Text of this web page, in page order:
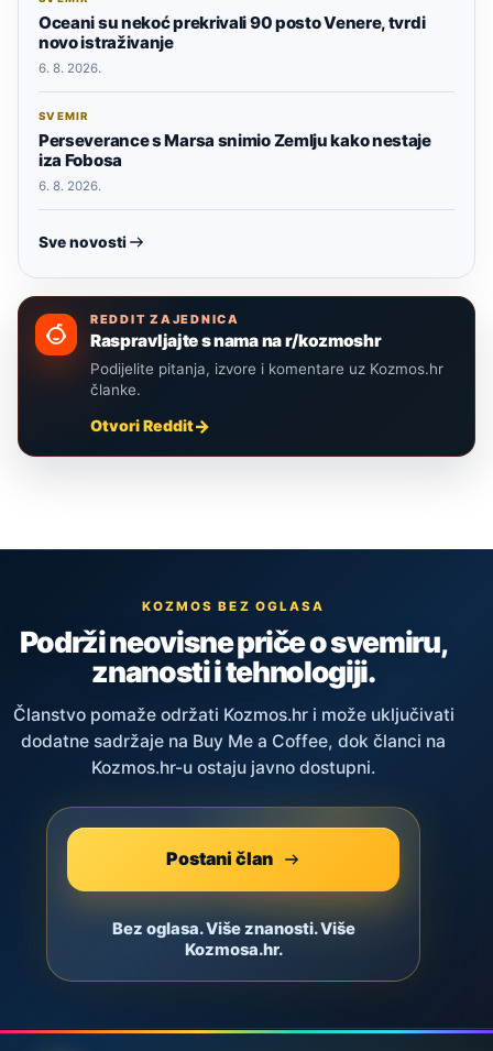
Oceani su nekoć prekrivali 90 posto Venere, tvrdi
novo istraživanje
6. 8. 2026.
SVEMIR
Perseverance s Marsa snimio Zemlju kako nestaje
iza Fobosa
6. 8. 2026.
Sve novosti
REDDIT ZAJEDNICA
Raspravljajte s nama na r/kozmoshr
Podijelite pitanja, izvore i komentare uz Kozmos.hr
članke.
Otvori Reddit
KOZMOS BEZ OGLASA
Podrži neovisne priče o svemiru,
znanosti i tehnologiji.
Članstvo pomaže održati Kozmos.hr i može uključivati
dodatne sadržaje na Buy Me a Coffee, dok članci na
Kozmos.hr-u ostaju javno dostupni.
Postani član
Bez oglasa. Više znanosti. Više
Kozmosa.hr.